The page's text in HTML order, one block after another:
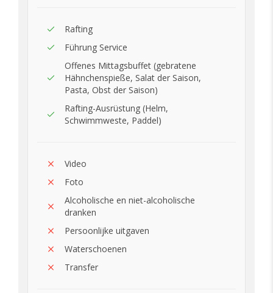
Rafting
Führung Service
Offenes Mittagsbuffet (gebratene
Hähnchenspieße, Salat der Saison,
Pasta, Obst der Saison)
Rafting-Ausrüstung (Helm,
Schwimmweste, Paddel)
Video
Foto
Alcoholische en niet-alcoholische
dranken
Persoonlijke uitgaven
Waterschoenen
Transfer